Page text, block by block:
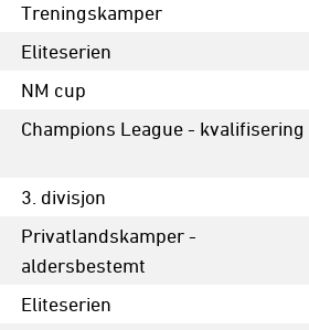
Treningskamper
Eliteserien
NM cup
Champions League - kvalifisering
3. divisjon
Privatlandskamper -
aldersbestemt
Eliteserien